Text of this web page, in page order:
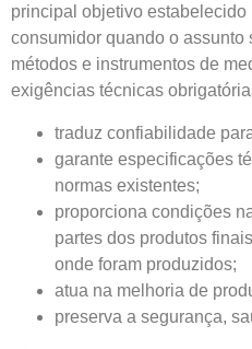
principal objetivo
consumidor quando o assunto
métodos e instrumentos de
exigências técnicas
traduz confiabilidade
garante especificações
normas existentes;
proporciona condições
partes dos produtos
onde foram produzidos;
atua na melhoria de
preserva a segurança,